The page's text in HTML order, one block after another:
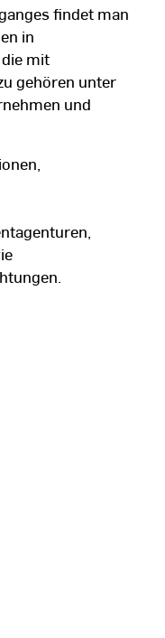
findet man
in
mit
gehören unter
und